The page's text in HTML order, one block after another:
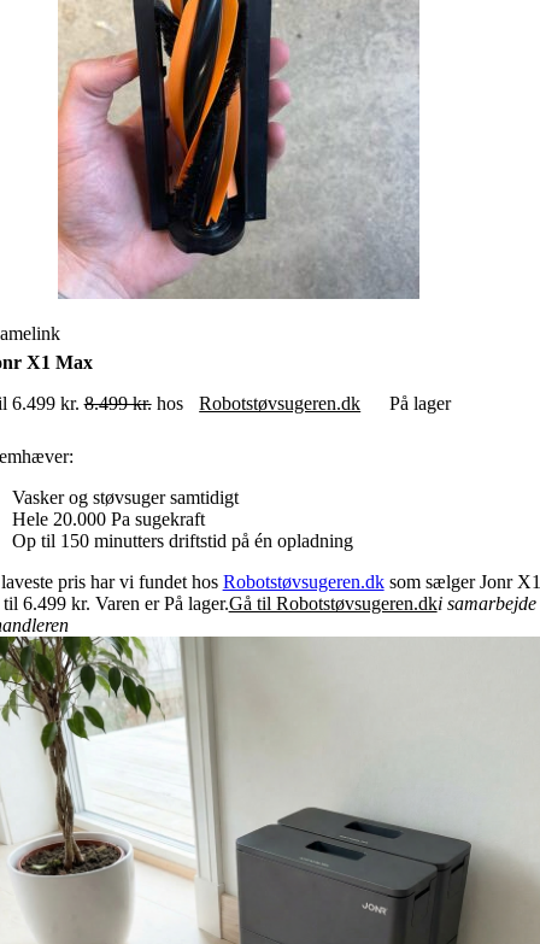
X1 Max
6.499 kr.8.499 kr.hos Robotstøvsugeren.dk På lager
Vasker og støvsuger samtidigt
Hele 20.000 Pa sugekraft
Op til 150 minutters driftstid på én opladning
pris har vi fundet hos Robotstøvsugeren.dksom sælger Jonr X1
6.499 kr. Varen er På lager.Gå til Robotstøvsugeren.dki samarbejde